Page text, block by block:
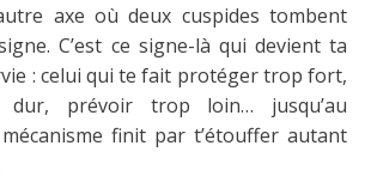
axe où deux cuspides tombent
C’est ce signe-là qui devient ta
: celui qui te fait protéger trop fort,
prévoir trop loin… jusqu’au
finit par t’étouffer autant